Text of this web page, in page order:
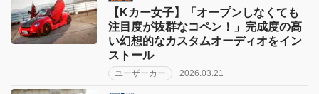
【Kカー女子】「オープンしなくても
注目度が抜群なコペン！」完成度の高
い幻想的なカスタムオーディオをイン
ストール
ユーザーカー 2026.03.21